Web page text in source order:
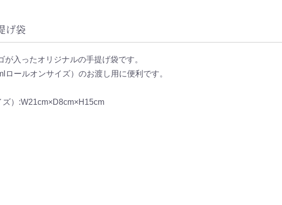
げ袋
入ったオリジナルの手提げ袋です。
ールオンサイズ）のお渡し用に便利です。
）:W21cm×D8cm×H15cm